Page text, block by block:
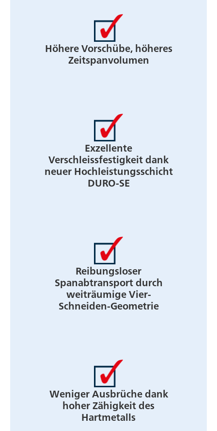
Höhere Vorschübe, höheres
Zeitspanvolumen
Exzellente
Verschleissfestigkeit dank
neuer Hochleistungsschicht
DURO-SE
Reibungsloser
Spanabtransport durch
weiträumige Vier-
Schneiden-Geometrie
Weniger Ausbrüche dank
hoher Zähigkeit des
Hartmetalls